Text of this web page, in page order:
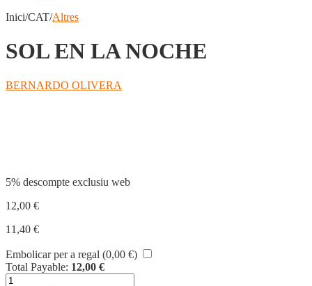
Inici/CAT/Altres
SOL EN LA NOCHE
BERNARDO OLIVERA
5% descompte exclusiu web
12,00 €
11,40 €
Embolicar per a regal (0,00 €)
Total Payable: 12,00 €
quantitat